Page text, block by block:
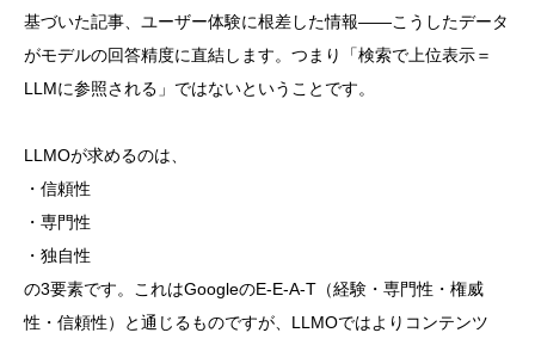
基づいた記事、ユーザー体験に根差した情報——こうしたデータ
がモデルの回答精度に直結します。つまり「検索で上位表示＝
LLMに参照される」ではないということです。
LLMOが求めるのは、
・信頼性
・専門性
・独自性
の3要素です。これはGoogleのE-E-A-T（経験・専門性・権威
性・信頼性）と通じるものですが、LLMOではよりコンテンツ